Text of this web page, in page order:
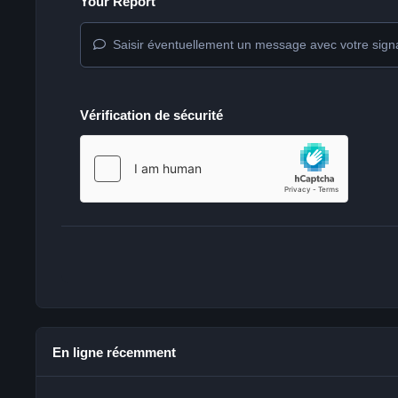
Saisir éventuellement un message avec votre
Vérification de sécurité
En ligne récemment